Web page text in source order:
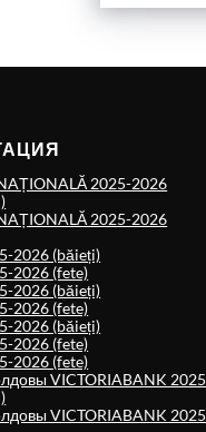
2025-2026
2025-2026
2026 (băieți)
2026 (fete)
2026 (băieți)
2026 (fete)
2026 (băieți)
2026 (fete)
2026 (fete)
VICTORIABANK 2025
VICTORIABANK 2025